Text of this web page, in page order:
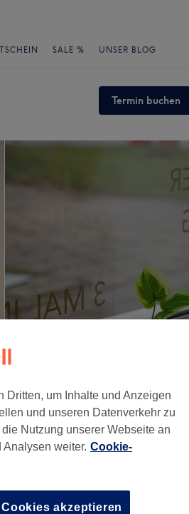
SALE % UNSER BLOG
Termin buchen
um Inhalte und Anzeigen
und unseren Datenverkehr zu
Nutzung unserer Webseite an
weiter. Cookie-
akzeptieren